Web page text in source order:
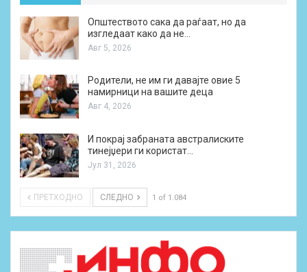
Општеството сака да раѓаат, но да
изгледаат како да не…
Авг 5, 2026
Родители, не им ги давајте овие 5
намирници на вашите деца
Авг 4, 2026
И покрај забраната австралиските
тинејџери ги користат…
Јул 31, 2026
ПРЕТХОДНО СЛЕДНО 1 of 1.084